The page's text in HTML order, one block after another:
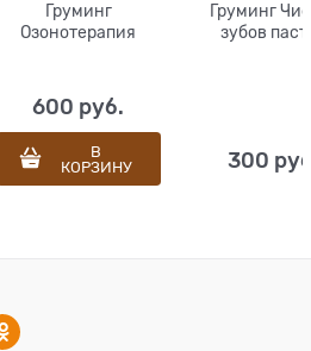
Груминг
Озонотерапия
600 руб.
В
КОРЗИНУ
Груминг
зубов
300